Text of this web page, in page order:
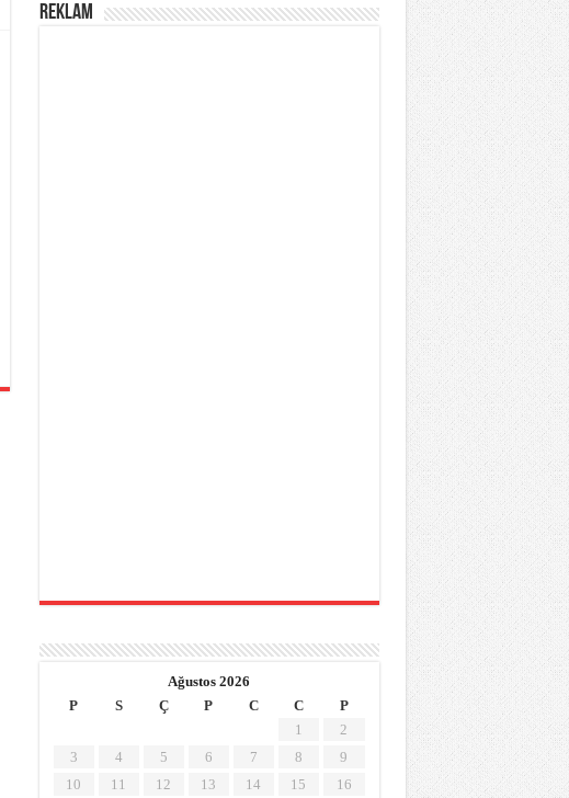
REKLAM
Ağustos 2026
P
S Ç P C C
P
1
2
3
4 5 6 7 8
9
10
11 12 13 14 15
16